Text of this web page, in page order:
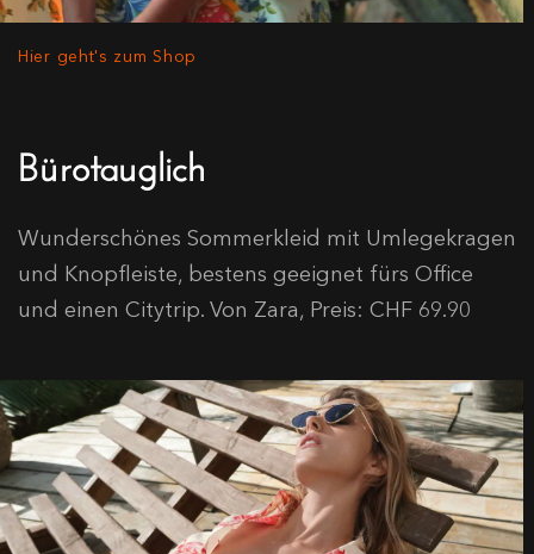
Hier geht's zum Shop
Bürotauglich
Wunderschönes Sommerkleid mit Umlegekragen
und Knopfleiste, bestens geeignet fürs Office
und einen Citytrip. Von Zara, Preis: CHF 69.90